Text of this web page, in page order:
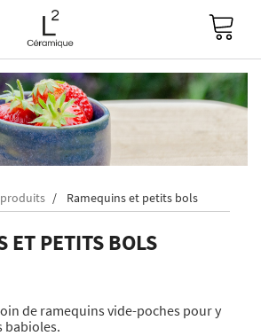
Ramequins et petits bols
ET PETITS BOLS
de ramequins vide-poches pour y
babioles.